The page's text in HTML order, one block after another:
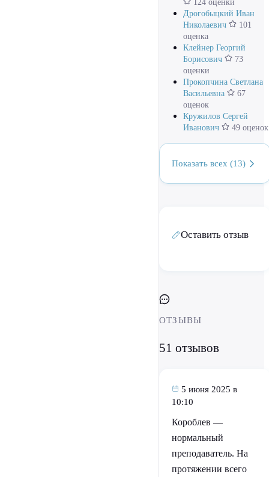
124 оценки
Дрогобыцкий Иван
Николаевич
101
оценка
Клейнер Георгий
Борисович
73
оценки
Прокопчина Светлана
Васильевна
67
оценок
Кружилов Сергей
Иванович
49 оценок
Показать всех (13)
Оставить отзыв
ОТЗЫВЫ
51 отзывов
5 июня 2025 в
10:10
Короблев —
нормальный
преподаватель. На
протяжении всего